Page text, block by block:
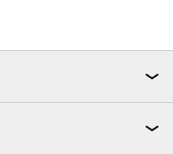
de vitaminas e smoothies.
comércios.
escolha versátil que agrada